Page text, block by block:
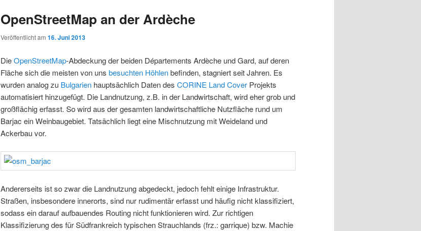
OpenStreetMap an der Ardèche
Veröffentlicht am 16. Juni 2013
DieOpenStreetMap-Abdeckung der beiden Départements Ardèche und Gard, auf deren
Fläche sich die meisten von uns besuchten Höhlenbefinden, stagniert seit Jahren. Es
wurden analog zu Bulgarien hauptsächlich Daten des CORINE Land Cover Projekts
automatisiert hinzugefügt. Die Landnutzung, z.B. in der Landwirtschaft, wird eher grob und
großflächig erfasst. So wird aus der gesamten landwirtschaftliche Nutzfläche rund um
Barjac ein Weinbaugebiet. Tatsächlich liegt eine Mischnutzung mit Weideland und
Ackerbau vor.
Andererseits ist so zwar die Landnutzung abgedeckt, jedoch fehlt einige Infrastruktur.
Straßen, insbesondere innerorts, sind nur rudimentär erfasst und häufig nicht klassifiziert,
sodass ein darauf aufbauendes Routing nicht funktionieren wird. Zur richtigen
Klassifizierung des für Südfrankreich typischen Strauchlands (frz.: garrique) bzw. Machie